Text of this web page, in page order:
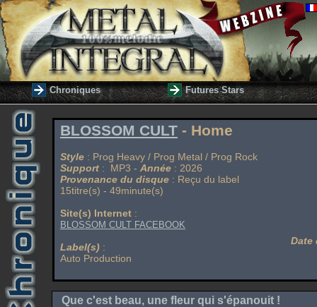
Chroniques Futures Stars
BLOSSOM CULT - Home
Style : Prog Heavy / Prog Metal / Prog Rock
Support : MP3 - Année : 2026
Provenance du disque : Reçu du label
15titre(s) - 49minute(s)
Site(s) Internet :
BLOSSOM CULT FACEBOOK
Label(s) :
Auto Production
Date
Que c'est beau, une fleur qui s'épanouit !